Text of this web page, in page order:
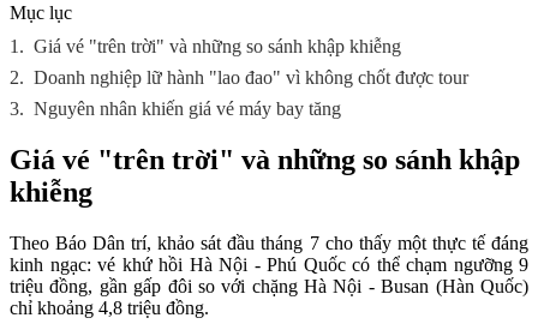
Mục lục
1. Giá vé "trên trời" và những so sánh khập khiễng
2. Doanh nghiệp lữ hành "lao đao" vì không chốt được tour
3. Nguyên nhân khiến giá vé máy bay tăng
Giá vé "trên trời" và những so sánh khập
khiễng
Theo Báo Dân trí, khảo sát đầu tháng 7 cho thấy một thực tế đáng
kinh ngạc: vé khứ hồi Hà Nội - Phú Quốc có thể chạm ngưỡng 9
triệu đồng, gần gấp đôi so với chặng Hà Nội - Busan (Hàn Quốc)
chỉ khoảng 4,8 triệu đồng.